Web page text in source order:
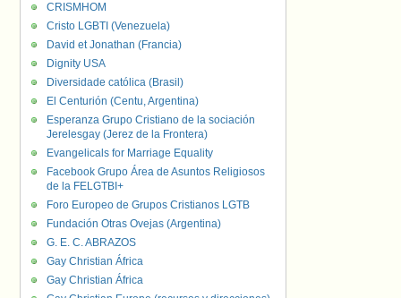
CRISMHOM
Cristo LGBTI (Venezuela)
David et Jonathan (Francia)
Dignity USA
Diversidade católica (Brasil)
El Centurión (Centu, Argentina)
Esperanza Grupo Cristiano de la sociación
Jerelesgay (Jerez de la Frontera)
Evangelicals for Marriage Equality
Facebook Grupo Área de Asuntos Religiosos
de la FELGTBI+
Foro Europeo de Grupos Cristianos LGTB
Fundación Otras Ovejas (Argentina)
G. E. C. ABRAZOS
Gay Christian África
Gay Christian África